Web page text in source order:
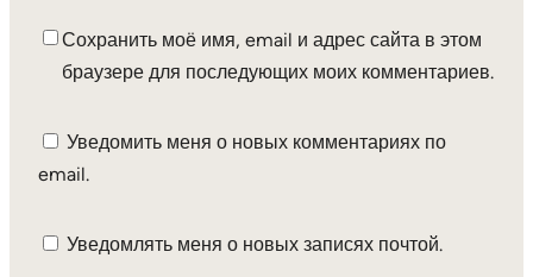
Сохранить моё имя, email и адрес сайта в этом
браузере для последующих моих комментариев.
Уведомить меня о новых комментариях по
email.
Уведомлять меня о новых записях почтой.